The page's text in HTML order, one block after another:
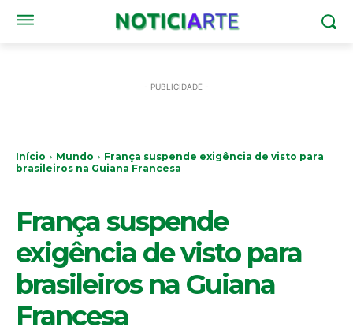
- PUBLICIDADE -
Início Mundo
França suspende exigência de visto para
brasileiros na Guiana Francesa
França suspende
exigência de visto para
brasileiros na Guiana
Francesa